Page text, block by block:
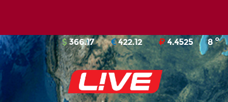
8o
366.17 422.12 4.4525